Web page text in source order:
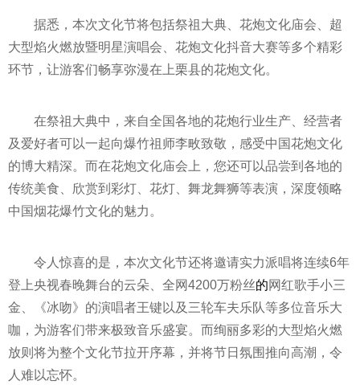
据悉，本次文化节将包括祭祖大典、花炮文化庙会、超
大型焰火燃放暨明星演唱会、花炮文化抖音大赛等多个精彩
环节，让游客们畅享弥漫在上栗县的花炮文化。
在祭祖大典中，来自全国各地的花炮行业生产、经营者
及爱好者可以一起向爆竹祖师李畋致敬，感受中国花炮文化
的博大精深。而在花炮文化庙会上，您还可以品尝到各地的
传统美食、欣赏到彩灯、花灯、舞龙舞狮等表演，深度领略
中国烟花爆竹文化的魅力。
令人惊喜的是，本次文化节还将邀请实力派唱将连续6年
登上央视春晚舞台的云朵、全网4200万粉丝的网红歌手小三
金、《冰吻》的演唱者王键以及三轮车夫乐队等多位音乐大
咖，为游客们带来极致音乐盛宴。而绚丽多彩的大型焰火燃
放则将为整个文化节拉开序幕，并将节日氛围推向高潮，令
人难以忘怀。